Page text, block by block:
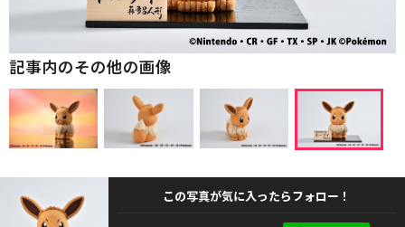
記事内のその他の画像
この写真が気に入ったらフォロー！